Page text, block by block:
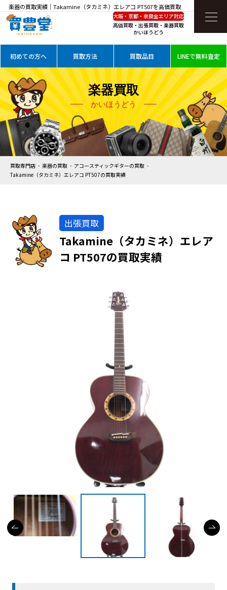
楽器の買取実績｜Takamine（タカミネ）エレアコ PT507を高価買取
大阪・京都・奈良全エリア対応
高価買取・出張買取・楽器買取
かいほうどう
初めての方へ 買取方法 買取品目 LINEで無料査定
楽器買取
かいほうどう
買取専門店 楽器の買取
アコースティックギターの買取
Takamine（タカミネ）エレアコ PT507の買取実績
出張買取
Takamine（タカミネ）エレア
コ PT507の買取実績